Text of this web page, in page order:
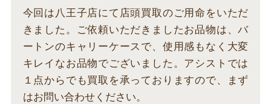
今回は八王子店にて店頭買取のご用命をいただ
きました。ご依頼いただきましたお品物は、バ
ートンのキャリーケースで、使用感もなく大変
キレイなお品物でございました。アシストでは
１点からでも買取を承っておりますので、まず
はお問い合わせください。